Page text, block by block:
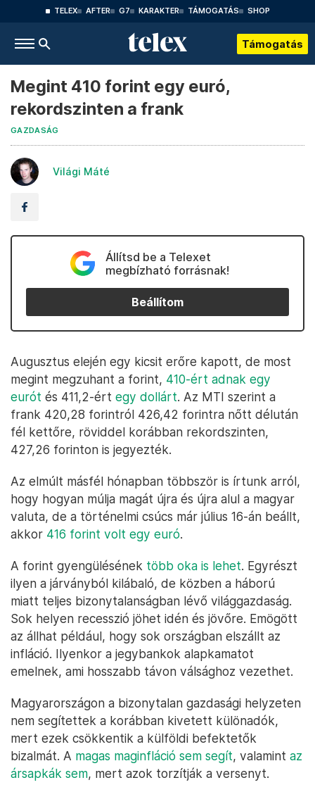
TELEX AFTER G7 KARAKTER TÁMOGATÁS SHOP
Támogatás
Megint 410 forint egy euró,
rekordszinten a frank
GAZDASÁG
Világi Máté
Állítsd be a Telexet
megbízható forrásnak!
Beállítom
Augusztus elején egy kicsit erőre kapott, de most
megint megzuhant a forint, 410-ért adnak egy
eurót és 411,2-ért egy dollárt. Az MTI szerint a
frank 420,28 forintról 426,42 forintra nőtt délután
fél kettőre, röviddel korábban rekordszinten,
427,26 forinton is jegyezték.
Az elmúlt másfél hónapban többször is írtunk arról,
hogy hogyan múlja magát újra és újra alul a magyar
valuta, de a történelmi csúcs már július 16-án beállt,
akkor 416 forint volt egy euró.
A forint gyengülésének több oka is lehet. Egyrészt
ilyen a járványból kilábaló, de közben a háború
miatt teljes bizonytalanságban lévő világgazdaság.
Sok helyen recesszió jöhet idén és jövőre. Emögött
az állhat például, hogy sok országban elszállt az
infláció. Ilyenkor a jegybankok alapkamatot
emelnek, ami hosszabb távon válsághoz vezethet.
Magyarországon a bizonytalan gazdasági helyzeten
nem segítettek a korábban kivetett különadók,
mert ezek csökkentik a külföldi befektetők
bizalmát. A magas maginfláció sem segít, valamint az
ársapkák sem, mert azok torzítják a versenyt.